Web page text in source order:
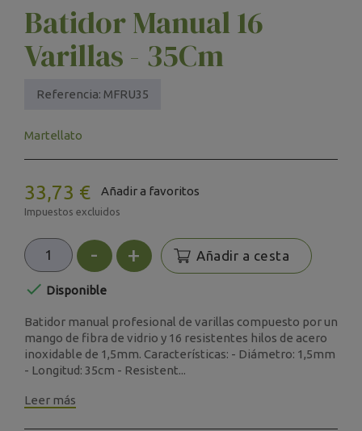
Batidor Manual 16
Varillas - 35Cm
Referencia: MFRU35
Martellato
33,73 € Añadir a favoritos
Impuestos excluidos
- + Añadir a cesta
 Disponible
Batidor manual profesional de varillas compuesto por un
mango de fibra de vidrio y 16 resistentes hilos de acero
inoxidable de 1,5mm. Características: - Diámetro: 1,5mm
- Longitud: 35cm - Resistent...
Leer más